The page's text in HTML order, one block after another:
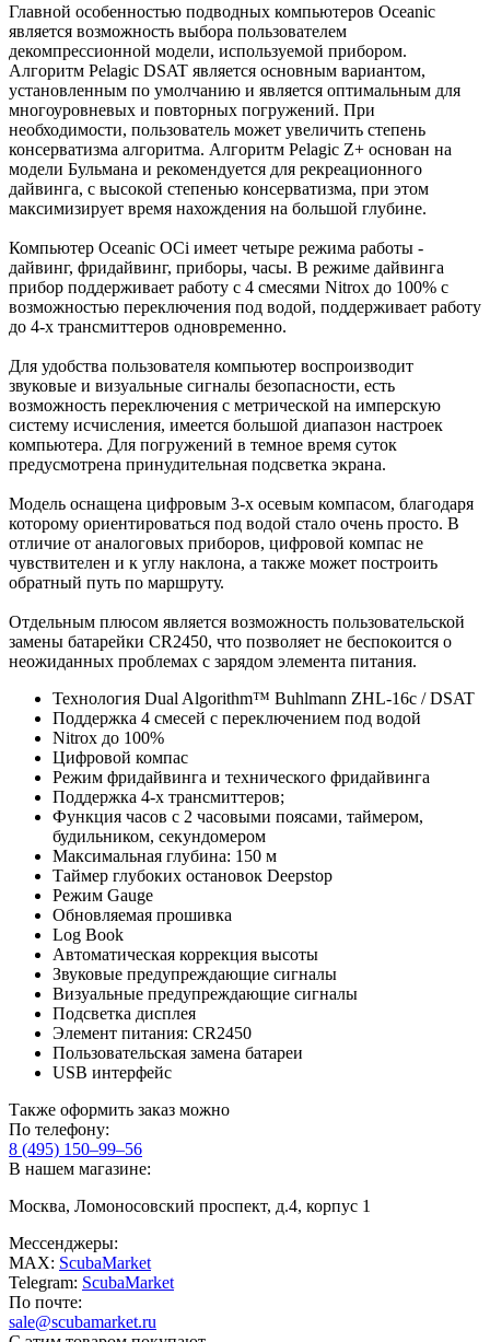
Главной особенностью подводных компьютеров Oceanic
является возможность выбора пользователем
декомпрессионной модели, используемой прибором.
Алгоритм Pelagic DSAT является основным вариантом,
установленным по умолчанию и является оптимальным для
многоуровневых и повторных погружений. При
необходимости, пользователь может увеличить степень
консерватизма алгоритма. Алгоритм Pelagic Z+ основан на
модели Бульмана и рекомендуется для рекреационного
дайвинга, с высокой степенью консерватизма, при этом
максимизирует время нахождения на большой глубине.
Компьютер Oceanic OCi имеет четыре режима работы -
дайвинг, фридайвинг, приборы, часы. В режиме дайвинга
прибор поддерживает работу с 4 смесями Nitrox до 100% с
возможностью переключения под водой, поддерживает работу
до 4-х трансмиттеров одновременно.
Для удобства пользователя компьютер воспроизводит
звуковые и визуальные сигналы безопасности, есть
возможность переключения с метрической на имперскую
систему исчисления, имеется большой диапазон настроек
компьютера. Для погружений в темное время суток
предусмотрена принудительная подсветка экрана.
Модель оснащена цифровым 3-х осевым компасом, благодаря
которому ориентироваться под водой стало очень просто. В
отличие от аналоговых приборов, цифровой компас не
чувствителен и к углу наклона, а также может построить
обратный путь по маршруту.
Отдельным плюсом является возможность пользовательской
замены батарейки CR2450, что позволяет не беспокоится о
неожиданных проблемах с зарядом элемента питания.
Технология Dual Algorithm™ Buhlmann ZHL-16c / DSAT
Поддержка 4 смесей с переключением под водой
Nitrox до 100%
Цифровой компас
Режим фридайвинга и технического фридайвинга
Поддержка 4-х трансмиттеров;
Функция часов с 2 часовыми поясами, таймером,
будильником, секундомером
Максимальная глубина: 150 м
Таймер глубоких остановок Deepstop
Режим Gauge
Обновляемая прошивка
Log Book
Автоматическая коррекция высоты
Звуковые предупреждающие сигналы
Визуальные предупреждающие сигналы
Подсветка дисплея
Элемент питания: CR2450
Пользовательская замена батареи
USB интерфейс
Также оформить заказ можно
По телефону:
8 (495) 150–99–56
В нашем магазине:
Москва, Ломоносовский проспект, д.4, корпус 1
Мессенджеры:
MAX: ScubaMarket
Telegram: ScubaMarket
По почте:
sale@scubamarket.ru